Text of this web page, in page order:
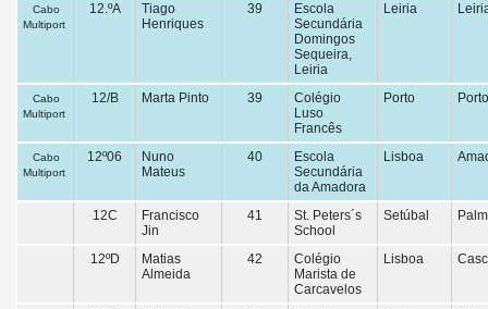
Cabo
Multiport
12.ºA
Tiago
Henriques
39
Escola
Secundária
Domingos
Sequeira,
Leiria
Leiria
Cabo
Multiport
12/B Marta Pinto 39
Colégio
Luso
Francês
Porto Porto
Cabo
Multiport
12º06
Nuno
Mateus
40
Escola
Secundária
da Amadora
Lisboa
12C
Francisco
Jin
41
St. Peters´s
School
Setúbal
12ºD
Matias
Almeida
42
Colégio
Marista de
Carcavelos
Lisboa